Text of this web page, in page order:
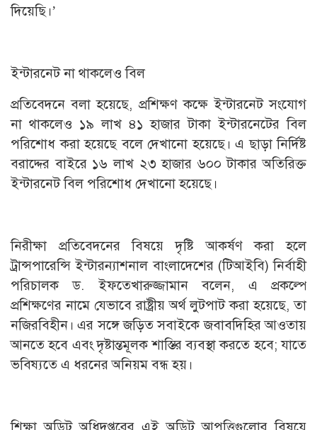
দিয়েছি।’
ইন্টারনেট না থাকলেও বিল
প্রতিবেদনে বলা হয়েছে, প্রশিক্ষণ কক্ষে ইন্টারনেট সংযোগ
না থাকলেও ১৯ লাখ ৪১ হাজার টাকা ইন্টারনেটের বিল
পরিশোধ করা হয়েছে বলে দেখানো হয়েছে। এ ছাড়া নির্দিষ্ট
বরাদ্দের বাইরে ১৬ লাখ ২৩ হাজার ৬০০ টাকার অতিরিক্ত
ইন্টারনেট বিল পরিশোধ দেখানো হয়েছে।
নিরীক্ষা প্রতিবেদনের বিষয়ে দৃষ্টি আকর্ষণ করা হলে
ট্রান্সপারেন্সি ইন্টারন্যাশনাল বাংলাদেশের (টিআইবি) নির্বাহী
পরিচালক ড. ইফতেখারুজ্জামান বলেন, এ প্রকল্পে
প্রশিক্ষণের নামে যেভাবে রাষ্ট্রীয় অর্থ লুটপাট করা হয়েছে, তা
নজিরবিহীন। এর সঙ্গে জড়িত সবাইকে জবাবদিহির আওতায়
আনতে হবে এবং দৃষ্টান্তমূলক শাস্তির ব্যবস্থা করতে হবে; যাতে
ভবিষ্যতে এ ধরনের অনিয়ম বন্ধ হয়।